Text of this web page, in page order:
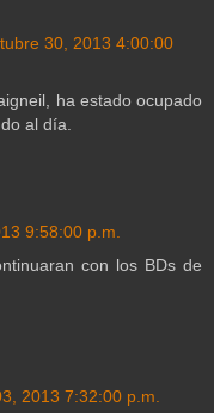
30, 2013 4:00:00
ha estado ocupado
al día.
9:58:00 p.m.
con los BDs de
2013 7:32:00 p.m.